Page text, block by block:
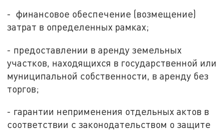
- финансовое обеспечение (возмещение)
затрат в определенных рамках;
- предоставлении в аренду земельных
участков, находящихся в государственной или
муниципальной собственности, в аренду без
торгов;
- гарантии неприменения отдельных актов в
соответствии с законодательством о защите